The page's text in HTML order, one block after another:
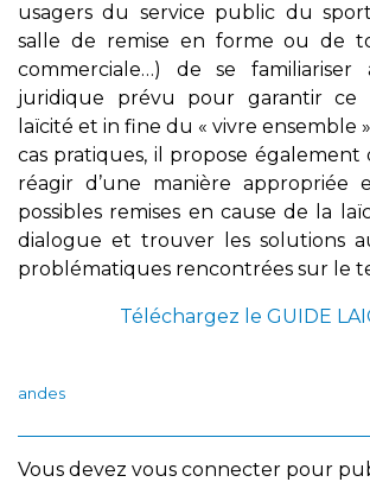
usagers du service public du
salle de remise en forme ou de
commerciale…) de se
juridique prévu pour garantir ce
laïcité et in fine du « vivre ensemble
cas pratiques, il propose également
réagir d’une manière appropriée
possibles remises en cause de la
dialogue et trouver les solutions
problématiques rencontrées sur le
Téléchargez le GUIDE
andes
Vous devez vous connecter pour